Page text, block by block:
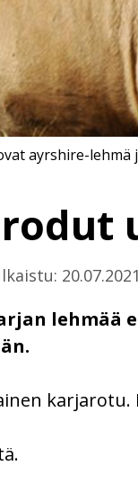
20.07.2021
ayrshire-
karjarotu.